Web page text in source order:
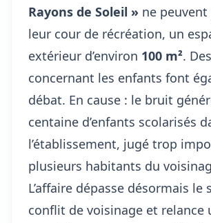
Rayons de Soleil » ne
leur cour de récréation, un
extérieur d’environ 100 m². Des
concernant les enfants font
débat. En cause : le bruit
centaine d’enfants scolarisés
l’établissement, jugé trop
plusieurs habitants du
L’affaire dépasse désormais le
conflit de voisinage et relance